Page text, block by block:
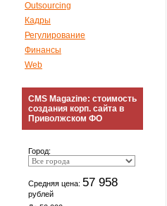
Outsourcing
Кадры
Регулирование
Финансы
Web
CMS Magazine: стоимость
создания корп. сайта в
Приволжском ФО
Город:
Средняя цена: 57 958
рублей